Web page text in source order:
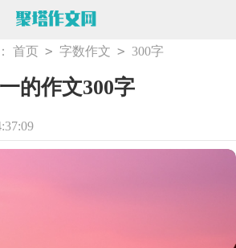
首页 > 字数作文 > 300字
的作文300字